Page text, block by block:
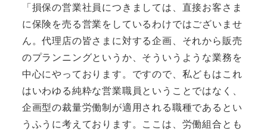
「損保の営業社員につきましては、直接お客さま
に保険を売る営業をしているわけではございませ
ん。代理店の皆さまに対する企画、それから販売
のプランニングというか、そういうような業務を
中心にやっております。ですので、私どもはこれ
はいわゆる純粋な営業職員ということではなく、
企画型の裁量労働制が適用される職種であるとい
うふうに考えております。ここは、労働組合とも